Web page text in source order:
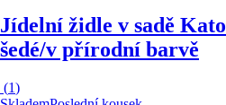
Jídelní židle v sadě Kato
šedé/v přírodní barvě
(1)